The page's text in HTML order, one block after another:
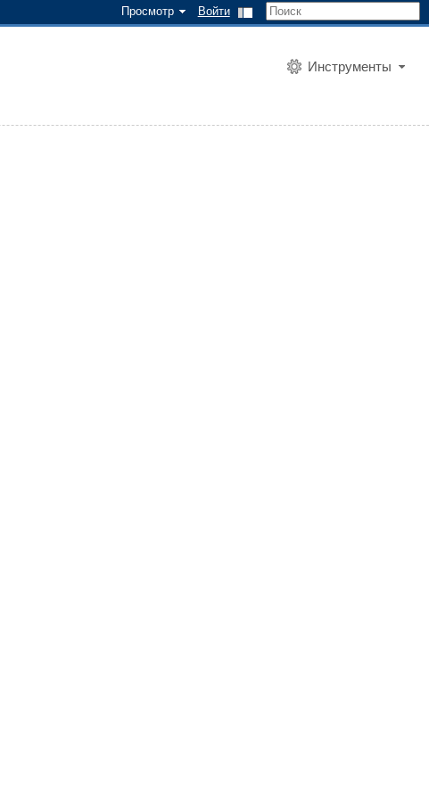
Просмотр Войти
Инструменты